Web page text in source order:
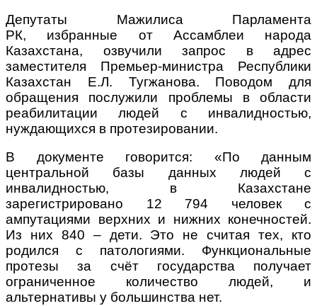
Депутаты Мажилиса Парламента
РК, избранные от Ассамблеи народа
Казахстана, озвучили запрос в адрес
заместителя Премьер-министра Республики
Казахстан Е.Л. Тугжанова. Поводом для
обращения послужили проблемы в области
реабилитации людей с инвалидностью,
нуждающихся в протезировании.
В документе говорится: «По данным
центральной базы данных людей с
инвалидностью, в Казахстане
зарегистрировано 12 794 человек с
ампутациями верхних и нижних конечностей.
Из них 840 – дети. Это не считая тех, кто
родился с патологиями. Функциональные
протезы за счёт государства получает
ограниченное количество людей, и
альтернативы у большинства нет.